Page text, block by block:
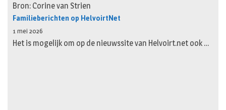
Bron: Corine van Strien
Familieberichten op HelvoirtNet
1 mei 2026
Het is mogelijk om op de nieuwssite van Helvoirt.net ook …